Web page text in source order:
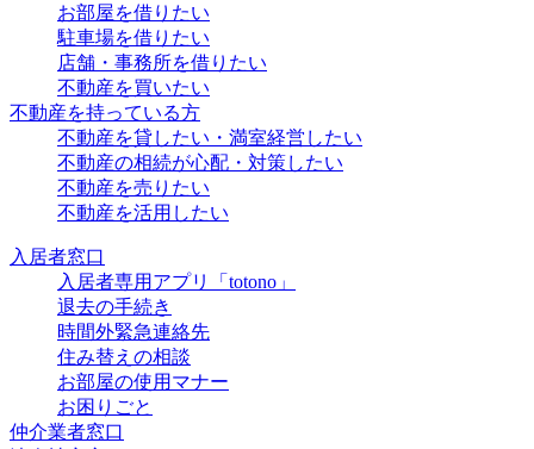
お部屋を借りたい
駐車場を借りたい
店舗・事務所を借りたい
不動産を買いたい
不動産を持っている方
不動産を貸したい・満室経営したい
不動産の相続が心配・対策したい
不動産を売りたい
不動産を活用したい
入居者窓口
入居者専用アプリ「totono」
退去の手続き
時間外緊急連絡先
住み替えの相談
お部屋の使用マナー
お困りごと
仲介業者窓口